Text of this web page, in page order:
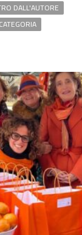
DALL'AUTORE